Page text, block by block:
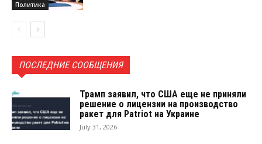
Политика
ПОСЛЕДНИЕ СООБЩЕНИЯ
Трамп заявил, что США еще не приняли
решение о лицензии на производство
ракет для Patriot на Украине
July 31, 2026